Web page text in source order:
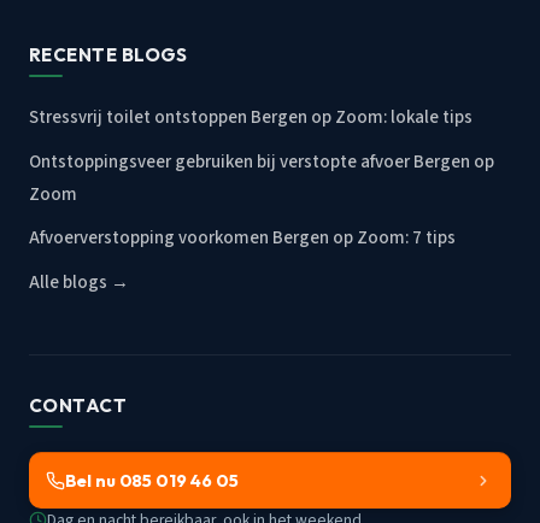
RECENTE BLOGS
Stressvrij toilet ontstoppen Bergen op Zoom: lokale tips
Ontstoppingsveer gebruiken bij verstopte afvoer Bergen op
Zoom
Afvoerverstopping voorkomen Bergen op Zoom: 7 tips
Alle blogs →
CONTACT
Bel nu 085 019 46 05